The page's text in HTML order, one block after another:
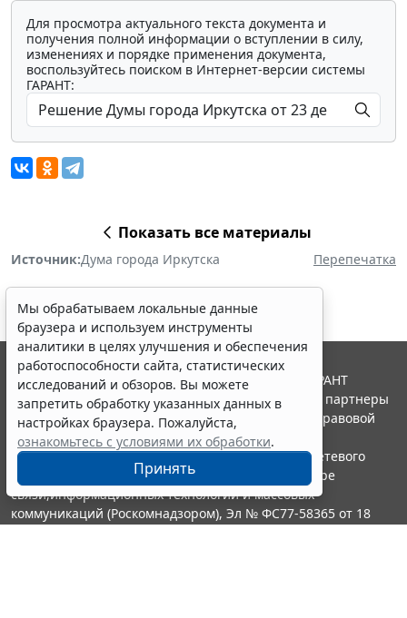
Для просмотра актуального текста документа и
получения полной информации о вступлении в силу,
изменениях и порядке применения документа,
воспользуйтесь поиском в Интернет-версии системы
ГАРАНТ:
Показать все материалы
Источник:Дума города Иркутска Перепечатка
Мы обрабатываем локальные данные
браузера и используем инструменты
аналитики в целях улучшения и обеспечения
работоспособности сайта, статистических
исследований и обзоров. Вы можете
запретить обработку указанных данных в
настройках браузера. Пожалуйста,
ознакомьтесь с условиями их обработки.
Принять
© ООО "НПП "ГАРАНТ-СЕРВИС", 2026. Система ГАРАНТ
выпускается с 1990 года. Компания "Гарант" и ее партнеры
являются участниками Российской ассоциации правовой
информации ГАРАНТ.
Портал ГАРАНТ.РУ зарегистрирован в качестве сетевого
издания Федеральной службой по надзору в сфере
связи,информационных технологий и массовых
коммуникаций (Роскомнадзором), Эл № ФС77-58365 от 18